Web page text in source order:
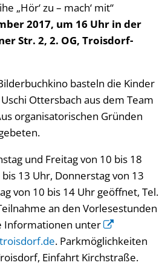
„Hör‘ zu – mach‘ mit“
2017, um 16 Uhr in der
Str. 2, 2. OG, Troisdorf-
basteln die Kinder
Ottersbach aus dem Team
organisatorischen Gründen
und Freitag von 10 bis 18
13 Uhr, Donnerstag von 13
von 10 bis 14 Uhr geöffnet, Tel.
an den Vorlesestunden
Informationen unter
. Parkmöglichkeiten
Einfahrt Kirchstraße.